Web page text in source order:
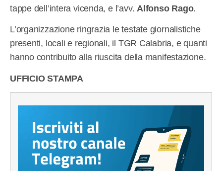
tappe dell’intera vicenda, e l’avv. Alfonso Rago.
L’organizzazione ringrazia le testate giornalistiche
presenti, locali e regionali, il TGR Calabria, e quanti
hanno contribuito alla riuscita della manifestazione.
UFFICIO STAMPA